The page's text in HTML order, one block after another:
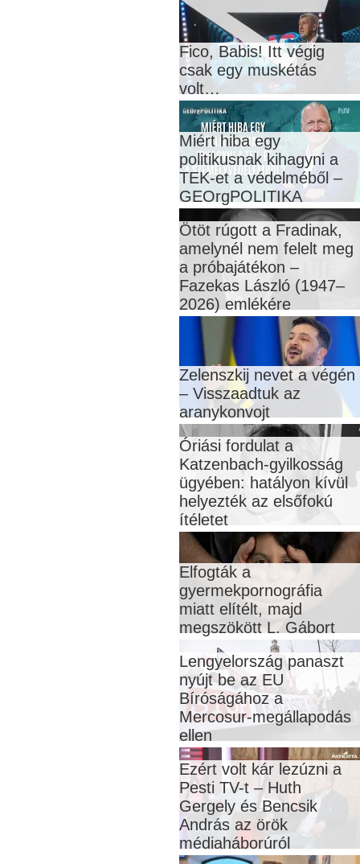
Fico, Babis! Itt végig
csak egy muskétás
volt…
Miért hiba egy
politikusnak kihagyni a
TEK-et a védelméből –
GEOrgPOLITIKA
Ötöt rúgott a Fradinak,
amelynél nem felelt meg
a próbajátékon –
Fazekas László (1947–
2026) emlékére
Zelenszkij nevet a végén
– Visszaadtuk az
aranykonvojt
Óriási fordulat a
Katzenbach-gyilkosság
ügyében: hatályon kívül
helyezték az elsőfokú
ítéletet
Elfogták a
gyermekpornográfia
miatt elítélt, majd
megszökött L. Gábort
Lengyelország panaszt
nyújt be az EU
Bíróságához a
Mercosur-megállapodás
ellen
Ezért volt kár lezúzni a
Pesti TV-t – Huth
Gergely és Bencsik
András az örök
médiaháborúról